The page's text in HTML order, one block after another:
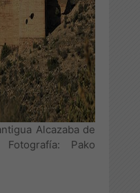
Alcazaba de
Pako